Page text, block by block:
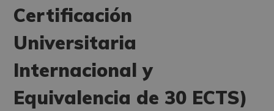
Certificación
Universitaria
Internacional y
Equivalencia de 30 ECTS)